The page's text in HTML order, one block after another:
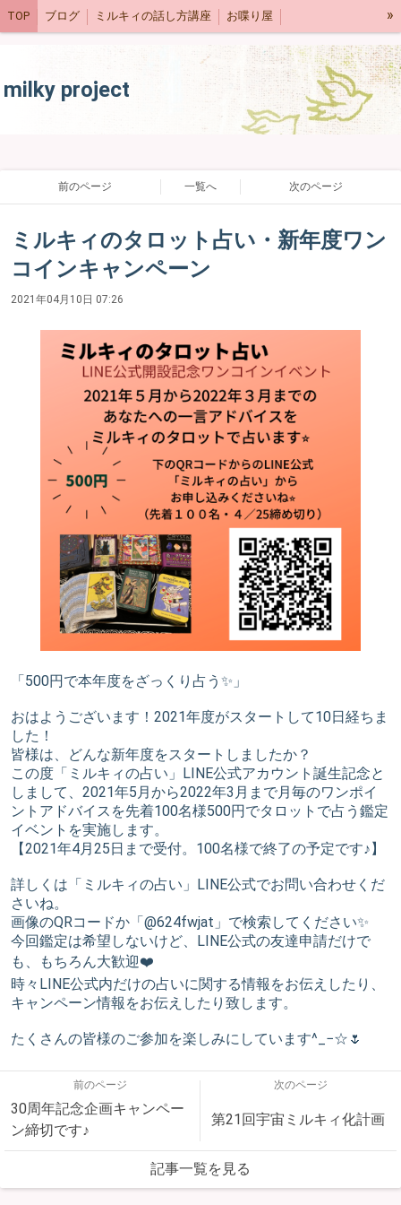
TOP ブログ ミルキィの話し方講座 お喋り屋 »
milky project
前のページ 一覧へ 次のページ
ミルキィのタロット占い・新年度ワン
コインキャンペーン
2021年04月10日 07:26
「500円で本年度をざっくり占う✨」
おはようございます！2021年度がスタートして10日経ちま
した！
皆様は、どんな新年度をスタートしましたか？
この度「ミルキィの占い」LINE公式アカウント誕生記念と
しまして、2021年5月から2022年3月まで月毎のワンポイ
ントアドバイスを先着100名様500円でタロットで占う鑑定
イベントを実施します。
【2021年4月25日まで受付。100名様で終了の予定です♪】
詳しくは「ミルキィの占い」LINE公式でお問い合わせくだ
さいね。
画像のQRコードか「@624fwjat」で検索してください✨
今回鑑定は希望しないけど、LINE公式の友達申請だけで
も、もちろん大歓迎❤️
時々LINE公式内だけの占いに関する情報をお伝えしたり、
キャンペーン情報をお伝えしたり致します。
たくさんの皆様のご参加を楽しみにしています^_−☆🌷
前のページ
30周年記念企画キャンペー
ン締切です♪
次のページ
第21回宇宙ミルキィ化計画
記事一覧を見る